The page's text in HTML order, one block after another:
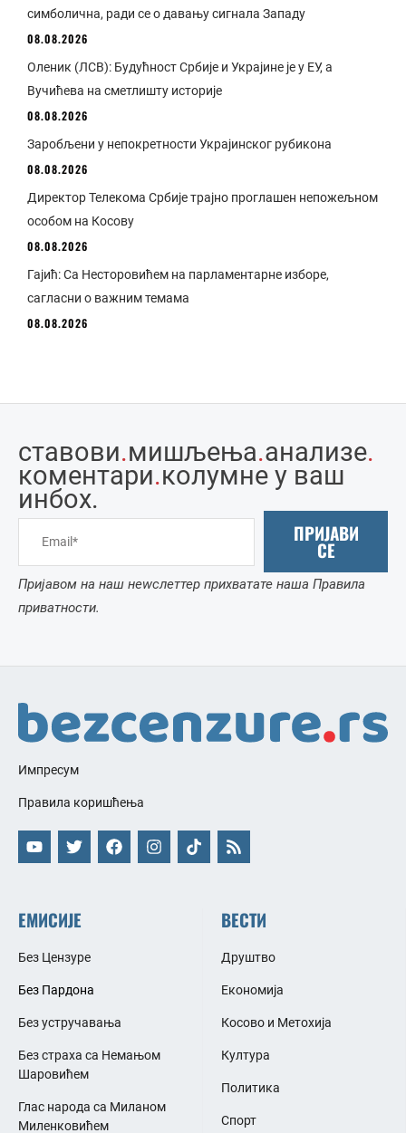
симболична, ради се о давању сигнала Западу
08.08.2026
Оленик (ЛСВ): Будућност Србије и Украјине је у ЕУ, а
Вучићева на сметлишту историје
08.08.2026
Заробљени у непокретности Украјинског рубикона
08.08.2026
Директор Телекома Србије трајно проглашен непожељном
особом на Косову
08.08.2026
Гајић: Са Несторовићем на парламентарне изборе,
сагласни о важним темама
08.08.2026
ставови.мишљења.анализе.
коментари.колумне у ваш
инбоx.
ПРИЈАВИ
СЕ
Пријавом на наш неwслеттер прихватате наша Правила
приватности.
Импресум
Правила коришћења
ЕМИСИЈЕ
Без Цензуре
Без Пардона
Без устручавања
Без страха са Немањом
Шаровићем
Глас народа са Миланом
Миленковићем
ВЕСТИ
Друштво
Економија
Косово и Метохија
Култура
Политика
Спорт